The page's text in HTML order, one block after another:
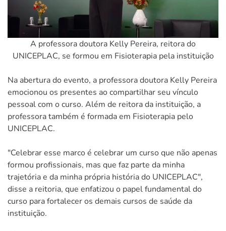
A professora doutora Kelly Pereira, reitora do
UNICEPLAC, se formou em Fisioterapia pela instituição
Na abertura do evento, a professora doutora Kelly Pereira
emocionou os presentes ao compartilhar seu vínculo
pessoal com o curso. Além de reitora da instituição, a
professora também é formada em Fisioterapia pelo
UNICEPLAC.
"Celebrar esse marco é celebrar um curso que não apenas
formou profissionais, mas que faz parte da minha
trajetória e da minha própria história do UNICEPLAC",
disse a reitoria, que enfatizou o papel fundamental do
curso para fortalecer os demais cursos de saúde da
instituição.